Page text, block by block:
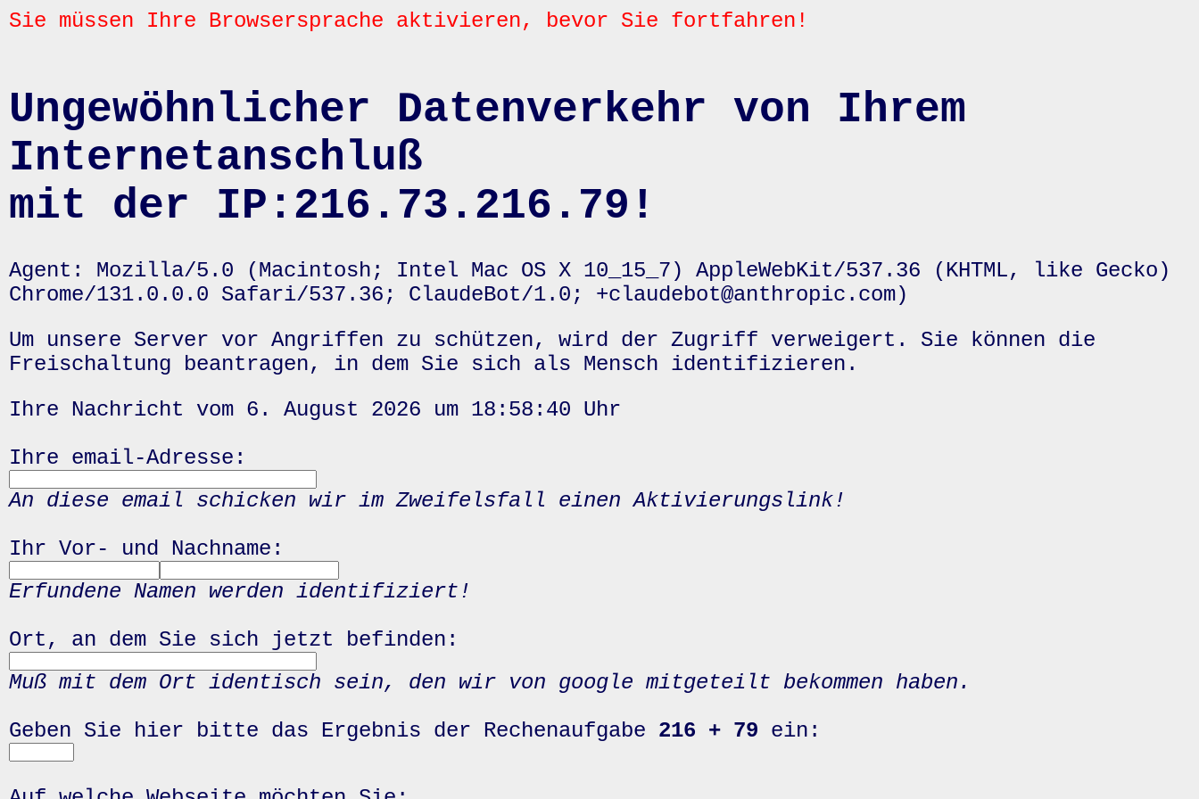
Sie müssen Ihre Browsersprache aktivieren, bevor Sie fortfahren!
Ungewöhnlicher Datenverkehr von Ihrem
Internetanschluß
mit der IP:216.73.216.79!
Agent: Mozilla/5.0 (Macintosh; Intel Mac OS X 10_15_7) AppleWebKit/537.36 (KHTML, like Gecko)
Chrome/131.0.0.0 Safari/537.36; ClaudeBot/1.0; +claudebot@anthropic.com)
Um unsere Server vor Angriffen zu schützen, wird der Zugriff verweigert. Sie können die
Freischaltung beantragen, in dem Sie sich als Mensch identifizieren.
Ihre Nachricht vom 6. August 2026 um 18:58:40 Uhr
Ihre email-Adresse:
An diese email schicken wir im Zweifelsfall einen Aktivierungslink!
Ihr Vor- und Nachname:
Erfundene Namen werden identifiziert!
Ort, an dem Sie sich jetzt befinden:
Muß mit dem Ort identisch sein, den wir von google mitgeteilt bekommen haben.
Geben Sie hier bitte das Ergebnis der Rechenaufgabe 216 + 79 ein: